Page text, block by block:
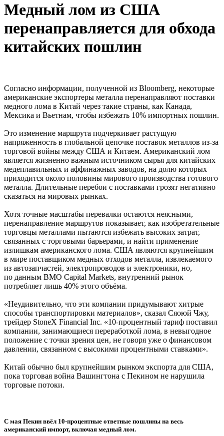
Медный лом из США
перенаправляется для обхода
китайских пошлин
Согласно информации, полученной из Bloomberg, некоторые
американские экспортеры металла перенаправляют поставки
медного лома в Китай через такие страны, как Канада,
Мексика и Вьетнам, чтобы избежать 10% импортных пошлин.
Это изменение маршрута подчеркивает растущую
напряженность в глобальной цепочке поставок металлов из-за
торговой войны между США и Китаем. Американский лом
является жизненно важным источником сырья для китайских
медеплавильных и аффинажных заводов, на долю которых
приходится около половины мирового производства готового
металла. Длительные перебои с поставками грозят негативно
сказаться на мировых рынках.
Хотя точные масштабы перевалки остаются неясными,
перенаправление маршрутов показывает, как изобретательные
торговцы металлами пытаются избежать высоких затрат,
связанных с торговыми барьерами, и найти применение
излишкам американского лома. США являются крупнейшим
в мире поставщиком медных отходов металла, извлекаемого
из автозапчастей, электропроводов и электроники, но,
по данным BMO Capital Markets, внутренний рынок
потребляет лишь 40% этого объёма.
«Неудивительно, что эти компании придумывают хитрые
способы транспортировки материалов», сказал Сяоюй Чжу,
трейдер StoneX Financial Inc. «10-процентный тариф поставил
компании, занимающиеся переработкой лома, в невыгодное
положение с точки зрения цен, не говоря уже о финансовом
давлении, связанном с высокими процентными ставками».
Китай обычно был крупнейшим рынком экспорта для США,
пока торговая война Вашингтона с Пекином не нарушила
торговые потоки.
С мая Пекин ввёл 10-процентные ответные пошлины на весь
американский импорт, включая медный лом.